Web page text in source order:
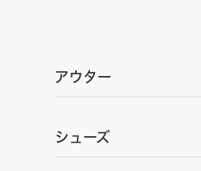
アウター
シューズ